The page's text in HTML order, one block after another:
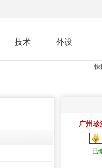
技术 外设
快
广州珍
已